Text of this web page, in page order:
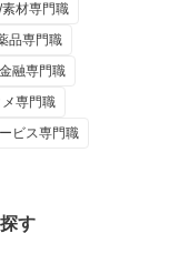
材専門職
品専門職
金融専門職
専門職
ビス専門職
す